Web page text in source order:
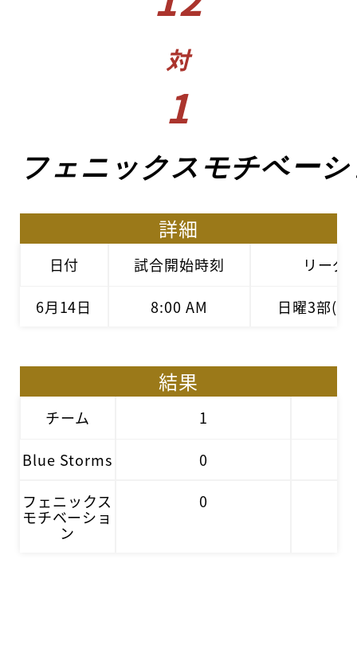
対
1
フェニックスモチベー
詳細
日付 試合開始時刻 リーグ
6月14日 8:00 AM 日曜3部(後
結果
チーム 1
Blue Storms
0
フェニックス
モチベーショ
ン
0